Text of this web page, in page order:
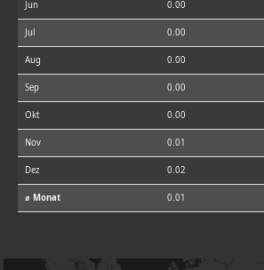
Jun 0.00
Jul 0.00
Aug 0.00
Sep 0.00
Okt 0.00
Nov 0.01
Dez 0.02
⌀ Monat 0.01